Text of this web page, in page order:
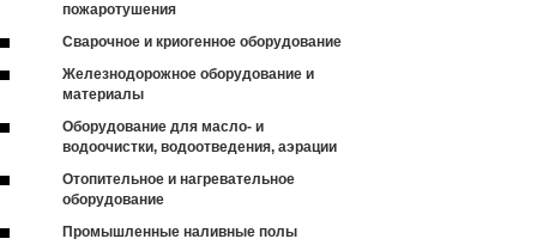
пожаротушения
Сварочное и криогенное оборудование
Железнодорожное оборудование и
материалы
Оборудование для масло- и
водоочистки, водоотведения, аэрации
Отопительное и нагревательное
оборудование
Промышленные наливные полы